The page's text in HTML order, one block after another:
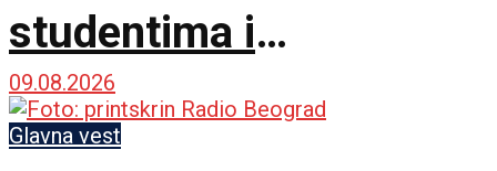
studentima i
opozicijom: Neka nam
je Bog u pomoći
09.08.2026
Glavna vest